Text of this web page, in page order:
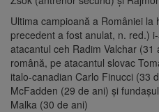
Ultima campioană a României la
precedent a fost anulat, n. red.)
atacantul ceh Radim Valchar
română, pe atacantul slovac
italo-canadian Carlo Finucci (33
McFadden (29 de ani) şi
Malka (30 de ani)